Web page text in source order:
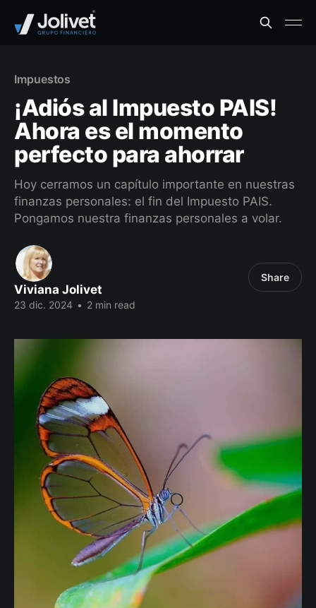
Impuestos
¡Adiós al Impuesto PAIS!
Ahora es el momento
perfecto para ahorrar
Hoy cerramos un capítulo importante en nuestras
finanzas personales: el fin del Impuesto PAIS.
Pongamos nuestra finanzas personales a volar.
Viviana Jolivet
23 dic. 2024 • 2 min read
Share